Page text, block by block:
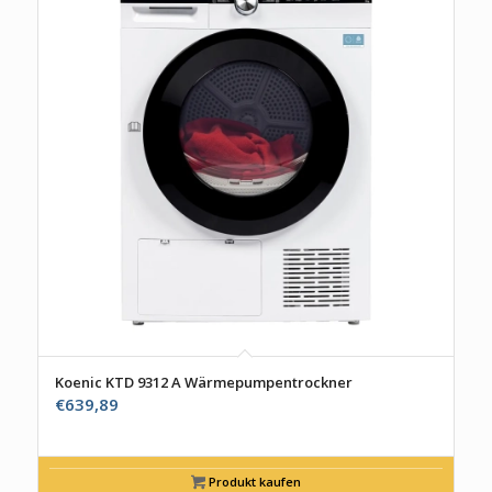
Koenic KTD 9312 A Wärmepumpentrockner
€639,89
Produkt kaufen